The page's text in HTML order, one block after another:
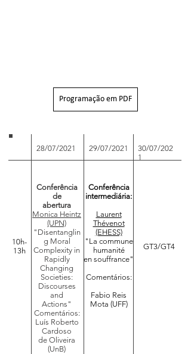
Programação em PDF
28/07/2021 29/07/2021
30/07/202
1
Conferência
de
abertura
Monica Heintz
(UPN)
"Disentanglin
g Moral
Complexity in
Rapidly
Changing
Societies:
Discourses
and
Actions"
Comentários:
Luís Roberto
Cardoso
de Oliveira
(UnB)
Conferência
intermediária:
Laurent
Thévenot
(EHESS)
"La commune
humanité
en souffrance"
Comentários:
​Fabio Reis
Mota (UFF)
GT3/GT4
10h-
13h